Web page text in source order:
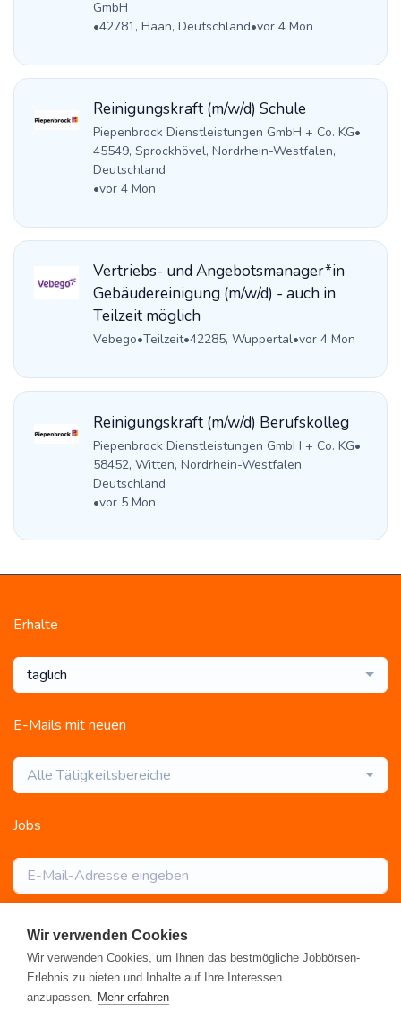
GmbH
•42781, Haan, Deutschland•vor 4 Mon
Reinigungskraft (m/w/d) Schule
Piepenbrock Dienstleistungen GmbH + Co. KG•
45549, Sprockhövel, Nordrhein-Westfalen,
Deutschland
•vor 4 Mon
Vertriebs- und Angebotsmanager*in
Gebäudereinigung (m/w/d) - auch in
Teilzeit möglich
Vebego•Teilzeit•42285, Wuppertal•vor 4 Mon
Reinigungskraft (m/w/d) Berufskolleg
Piepenbrock Dienstleistungen GmbH + Co. KG•
58452, Witten, Nordrhein-Westfalen,
Deutschland
•vor 5 Mon
Erhalte
täglich
E-Mails mit neuen
Alle Tätigkeitsbereiche
Jobs
Abonnieren
Wir verwenden Cookies
Wir verwenden Cookies, um Ihnen das bestmögliche Jobbörsen-
Erlebnis zu bieten und Inhalte auf Ihre Interessen
anzupassen. Mehr erfahren